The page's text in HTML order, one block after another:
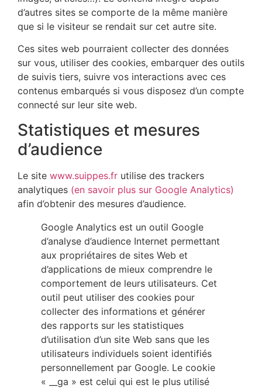
d’autres sites se comporte de la même manière
que si le visiteur se rendait sur cet autre site.
Ces sites web pourraient collecter des données
sur vous, utiliser des cookies, embarquer des outils
de suivis tiers, suivre vos interactions avec ces
contenus embarqués si vous disposez d’un compte
connecté sur leur site web.
Statistiques et mesures
d’audience
Le site www.suippes.fr utilise des trackers
analytiques (en savoir plus sur Google Analytics)
afin d’obtenir des mesures d’audience.
Google Analytics est un outil Google
d’analyse d’audience Internet permettant
aux propriétaires de sites Web et
d’applications de mieux comprendre le
comportement de leurs utilisateurs. Cet
outil peut utiliser des cookies pour
collecter des informations et générer
des rapports sur les statistiques
d’utilisation d’un site Web sans que les
utilisateurs individuels soient identifiés
personnellement par Google. Le cookie
« __ga » est celui qui est le plus utilisé